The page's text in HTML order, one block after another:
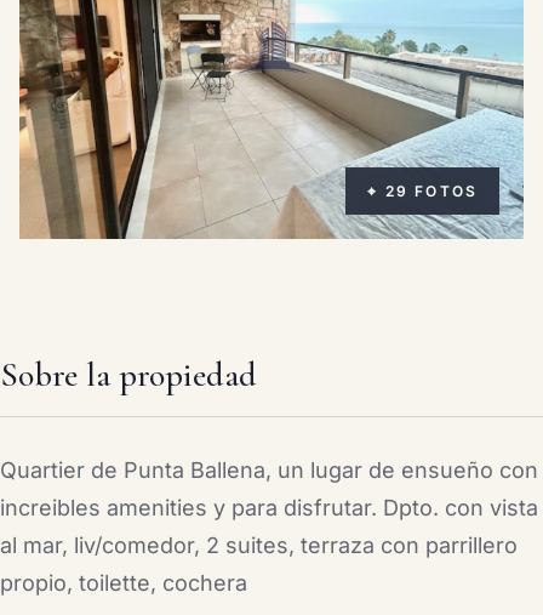
⌖ 29 FOTOS
Sobre la propiedad
Quartier de Punta Ballena, un lugar de ensueño con
increibles amenities y para disfrutar. Dpto. con vista
al mar, liv/comedor, 2 suites, terraza con parrillero
propio, toilette, cochera